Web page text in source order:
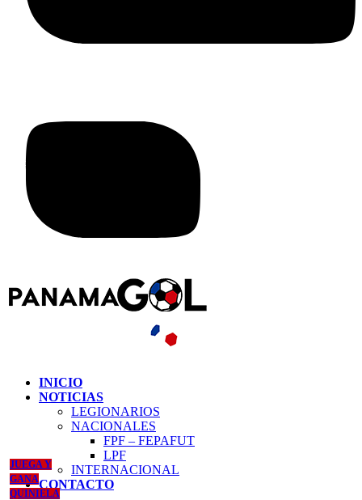
INICIO
NOTICIAS
LEGIONARIOS
NACIONALES
FPF – FEPAFUT
LPF
INTERNACIONAL
CONTACTO
JUEGA Y
GANA
QUINIELA